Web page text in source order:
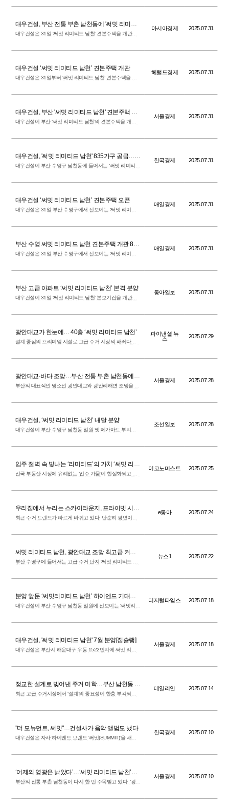
는 써밋 리미티드 남천의 평당 평균 분양가는 5천191만원
대우건설, 부산 전통 부촌 남천동에 '써밋 리미티
드'…견본주택 개관
대우건설은 31일 '써밋 리미티드 남천' 견본주택을 개관하
고 본격적인 분양을 시작한다고 밝혔다. 단지는 부산 수영
대형 위주이며 국민 평형부터 초대형 펜트하우스까지 다양
아시아경제 2025.07.31
대우건설 ‘써밋 리미티드 남천’ 견본주택 개관
대우건설은 31일부터 ‘써밋 리미티드 남천’ 견본주택을 개
관하고 본격적인 분양을 시작한다. 단지는 부산광역시 수
로 전체 공급물량 중 특별공급은 164세대, 일반 분양은
헤럴드경제 2025.07.31
대우건설, 부산 '써밋 리미티드 남천' 견본주택 개
관[집슐랭]
대우건설이 부산 ‘써밋 리미티드 남천’의 견본주택을 개관
하고 본격적인 분양에 나선다. 31일 대우건설에 따르면 써
요자들의 선호도가 높은 전용면적 84㎡~243㎡로 구성됐
발표는 같은 달 20일이며, 정당계약은 9월 1일부터 3일까
지 이뤄진다.
서울경제 2025.07.31
대우건설, '써밋 리미티드 남천' 835가구 공급…분
양가는?
대우건설이 부산 수영구 남천동에 들어서는 ‘써밋 리미티드
남천’ 견본주택을 31일 열고 본격적인 분양에 나섰다. 단지
을 시작으로 12일 1순위, 13일 2순위 청약을 받는다.
한국경제 2025.07.31
대우건설 ‘써밋 리미티드 남천’ 견본주택 오픈
대우건설은 31일 부산 수영구에서 선보이는 ‘써밋 리미티
드 남천’ 견본주택을 개관한다고 밝혔다. 이 단지는 지하 5
특별공급은 164가구 일반 분양은 671가구 등이다.
매일경제 2025.07.31
부산 수영 써밋 리미티드 남천 견본주택 개관 835
가구 분양
대우건설은 31일 부산 수영구에서 선보이는 '써밋 리미티
드 남천' 견본주택을 개관한다고 밝혔다. 이 단지는 지하 5
별공급은 164가구, 일반 분양은 671가구 등이다.
매일경제 2025.07.31
부산 고급 아파트 ‘써밋 리미티드 남천’ 본격 분양
대우건설이 31일 ‘써밋 리미티드 남천’ 본보기집을 개관하
고 본격적인 분양에 돌입했다. 단지는 부산 수영구 남천동
주다. 전체 공급물량 중 특별공급은 164가구, 일반 분양은
동아일보 2025.07.31
광안대교가 한눈에… 40층 ‘써밋 리미티드 남천’
설계 중심의 프리미엄 시설로 고급 주거 시장의 패러다임
을 전환하는 ‘써밋 리미티드’(조감도)가 부산 남천동에 들어
파이낸셜 뉴
스
2025.07.29
광안대교·바다 조망…부산 전통 부촌 남천동에
새 아파트 단지[집슐랭]
부산의 대표적인 명소인 광안대교와 광안리해변 조망을 누
릴 수 있는 아파트 단지가 분양을 앞두고 있어 관심이 집중
남천의 분양이 8월 진행된다. 대우건설이 시공을 맡은 이
으로 구성된다.
서울경제 2025.07.28
대우건설, ‘써밋 리미티드 남천’ 내달 분양
대우건설이 부산 수영구 남천동 일원 옛 메가마트 부지에
건설하는 ‘써밋 리미티드 남천’을 다음 달 분양한다.
조선일보 2025.07.28
입주 절벽 속 빛나는 ‘리미티드’의 가치 ‘써밋 리미
티드 남천’
전국 부동산 시장에 유례없는 ‘입주 가뭄’이 현실화되고 있
다. 부동산R114에 따르면 올해 전국 신축 아파트 입주 물량
이코노미스트 2025.07.25
우리집에서 누리는 스카이라운지, 프라이빗 시네
마… 다 갖춘 ‘올인원 라이프 단지’ 주목
최근 주거 트렌드가 빠르게 바뀌고 있다. 단순히 평면이나
마감재 수준을 넘어, 단지 내 커뮤니티시설이 실생활의 편
e동아 2025.07.24
써밋 리미티드 남천, 광안대교 조망 최고급 커뮤
니티 "차별화 경험"
부산 수영구에 들어서는 고급 주거 단지 '써밋 리미티드 남
천'이 분양 일정을 준비한다. 광안대교를 조망할 수 있는 최
뉴스1 2025.07.22
분양 앞둔 ‘써밋리미티드 남천’ 하이엔드 기대작
입증했다
대우건설이 부산 수영구 남천동 일원에 선보이는 ‘써밋리미
티드 남천’이 본격적인 분양을 앞두고 수요자들의 높은 관
디지털타임스 2025.07.18
대우건설, '써밋 리미티드 남천' 7월 분양[집슐랭]
대우건설은 부산시 해운대구 우동 1522번지에 써밋 리미
티드 남천의 견본주택인 ‘써밋 갤러리 남천’을 열고 본격적
서울경제 2025.07.18
정교한 설계로 빚어낸 주거 미학…부산 남천동 新
랜드마크 ‘써밋 리미티드 남천’
최근 고급 주거시장에서 ‘설계’의 중요성이 한층 부각되고
있다. 삶의 질을 고려한 입체적 구조와 감성적인 디자인이
데일리안 2025.07.14
"더 모뉴먼트, 써밋"…건설사가 음악 앨범도 냈다
대우건설은 자사 하이엔드 브랜드 '써밋(SUMMIT)'을 새롭
게 단장하면서 감각적 경험을 확장하는 시리즈 '센스 오브
한국경제 2025.07.10
‘어제의 영광은 낡았다’…‘써밋 리미티드 남천’으
로 재조명되는 남천동
부산의 전통 부촌 남천동이 다시 한 번 주목받고 있다. ‘광안
대교 조망’이라는 새로운 상징성을 기반으로, 프리미엄 주
서울경제 2025.07.10